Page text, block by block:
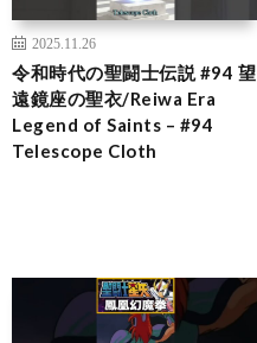
2025.11.26
令和時代の聖闘士伝説 #94 望
遠鏡座の聖衣/Reiwa Era
Legend of Saints – #94
Telescope Cloth